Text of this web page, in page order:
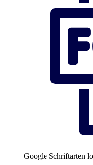
Google Schriftarten